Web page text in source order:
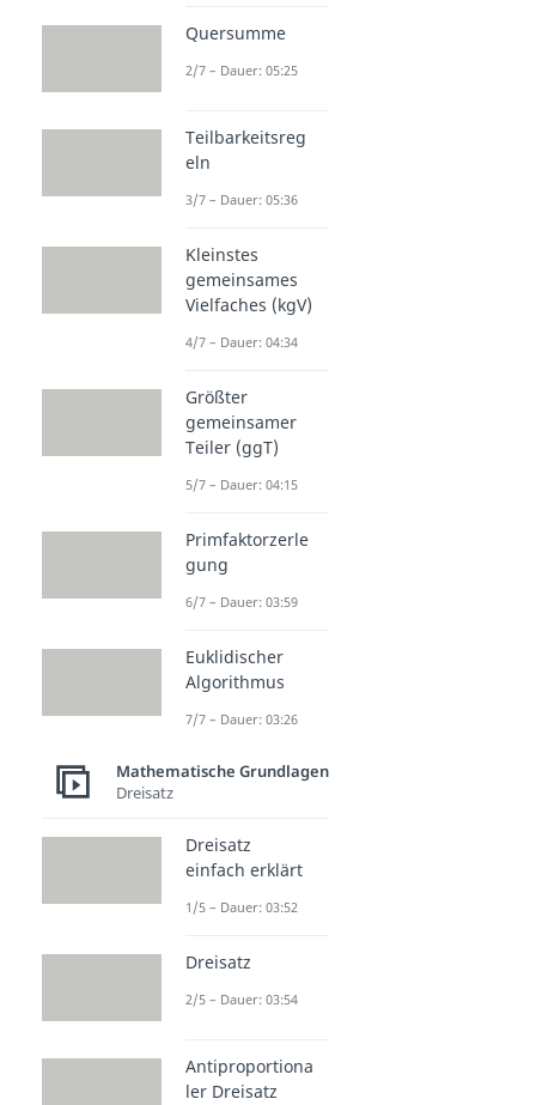
Quersumme
2/7 – Dauer: 05:25
Teilbarkeitsreg
eln
3/7 – Dauer: 05:36
Kleinstes
gemeinsames
Vielfaches (kgV)
4/7 – Dauer: 04:34
Größter
gemeinsamer
Teiler (ggT)
5/7 – Dauer: 04:15
Primfaktorzerle
gung
6/7 – Dauer: 03:59
Euklidischer
Algorithmus
7/7 – Dauer: 03:26
Mathematische Grundlagen
Dreisatz
Dreisatz
einfach erklärt
1/5 – Dauer: 03:52
Dreisatz
2/5 – Dauer: 03:54
Antiproportiona
ler Dreisatz